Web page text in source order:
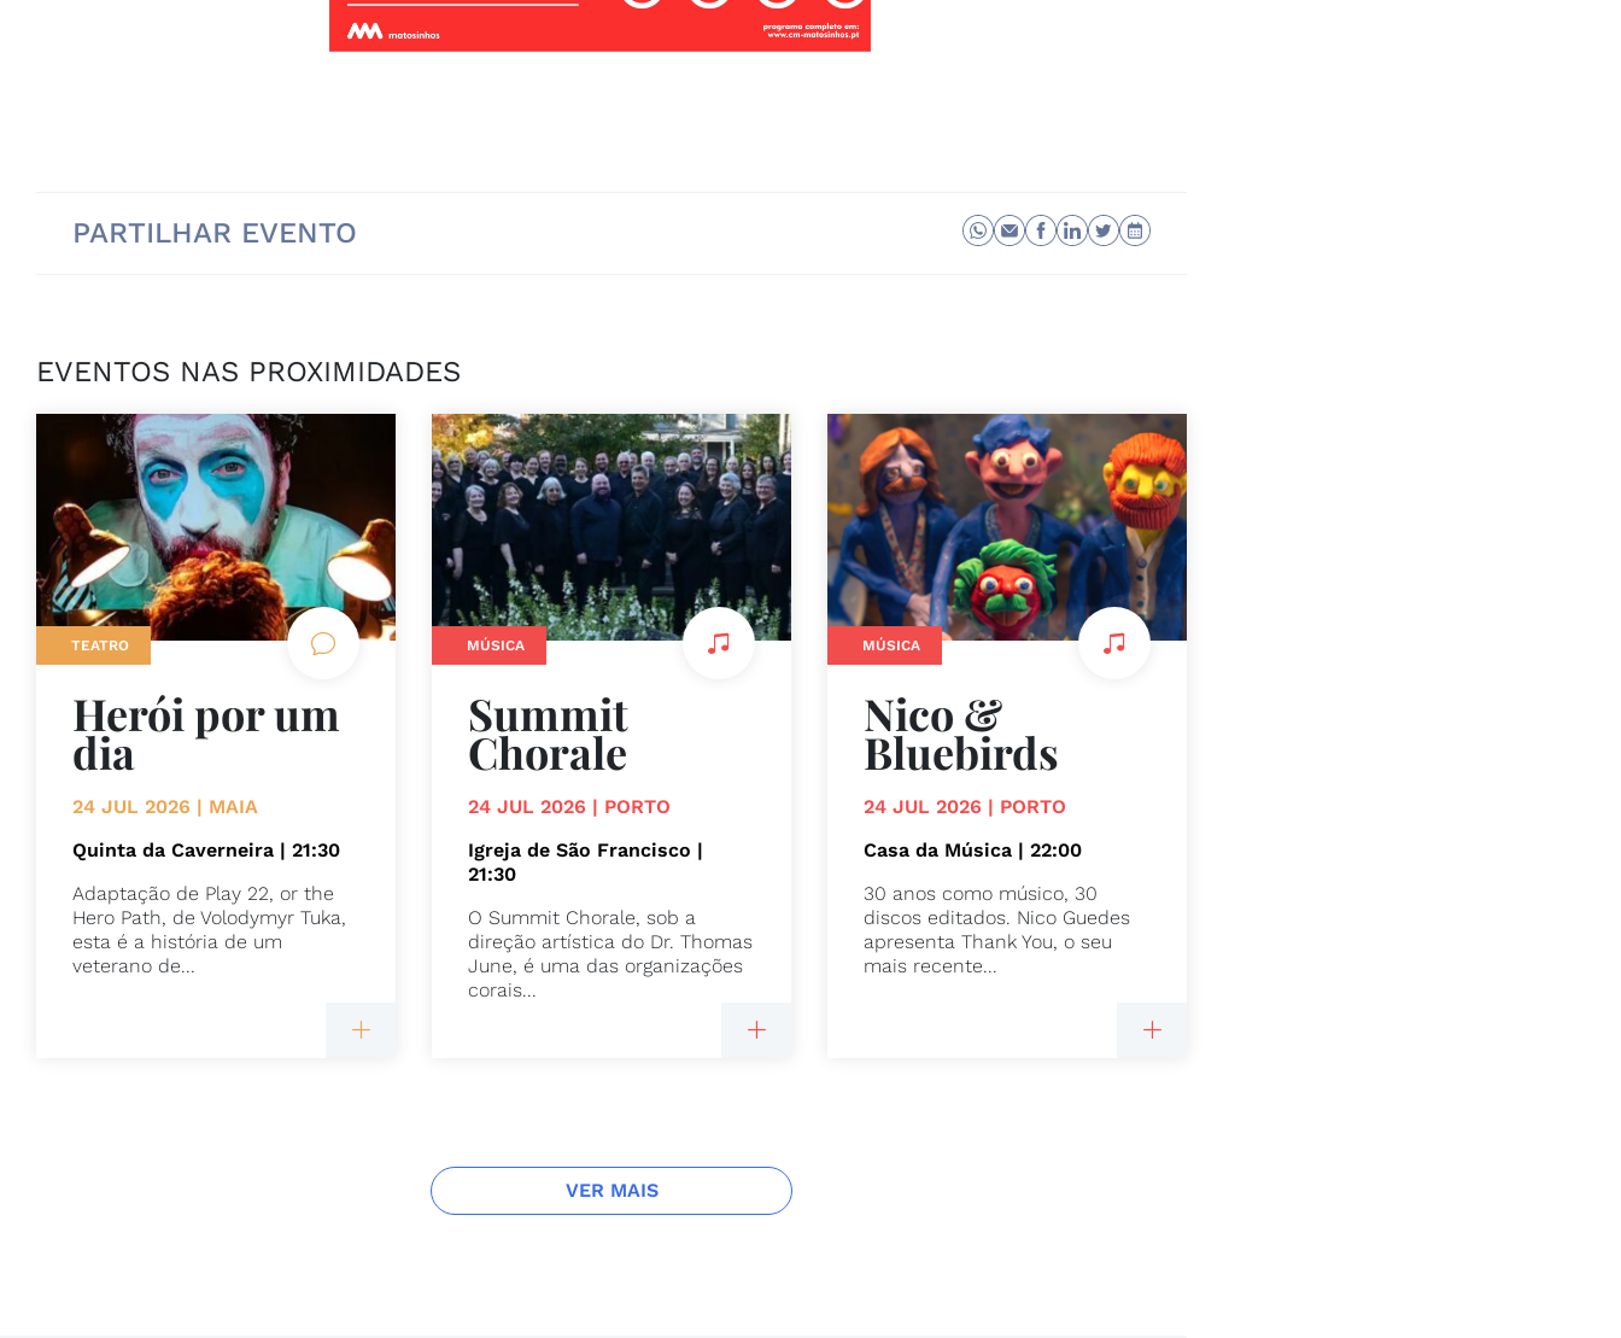
PARTILHAR EVENTO
EVENTOS NAS PROXIMIDADES
TEATRO
Herói por um
dia
24 JUL 2026 | MAIA
Quinta da Caverneira | 21:30
Adaptação de Play 22, or the
Hero Path, de Volodymyr Tuka,
esta é a história de um
veterano de...
MÚSICA
Summit
Chorale
24 JUL 2026 | PORTO
Igreja de São Francisco |
21:30
O Summit Chorale, sob a
direção artística do Dr. Thomas
June, é uma das organizações
corais...
MÚSICA
Nico &
Bluebirds
24 JUL 2026 | PORTO
Casa da Música | 22:00
30 anos como músico, 30
discos editados. Nico Guedes
apresenta Thank You, o seu
mais recente...
VER MAIS